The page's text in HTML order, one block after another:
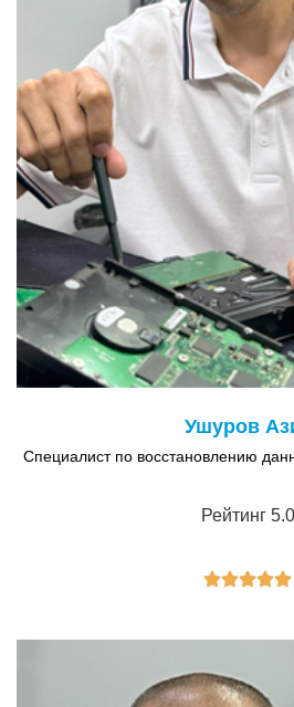
Ушуров
Специалист по восстановлению
Рейтинг 5.0